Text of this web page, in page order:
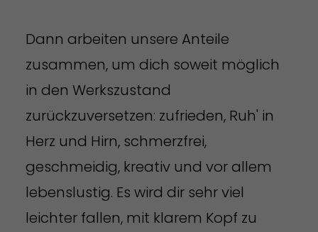
Dann arbeiten unsere Anteile
zusammen, um dich soweit möglich
in den Werkszustand
zurückzuversetzen: zufrieden, Ruh' in
Herz und Hirn, schmerzfrei,
geschmeidig, kreativ und vor allem
lebenslustig. Es wird dir sehr viel
leichter fallen, mit klarem Kopf zu